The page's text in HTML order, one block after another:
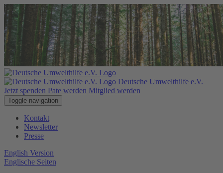
Deutsche Umwelthilfe e.V.
Jetzt spenden Pate werden Mitglied werden
Toggle navigation
Kontakt
Newsletter
Presse
English Version
Englische Seiten